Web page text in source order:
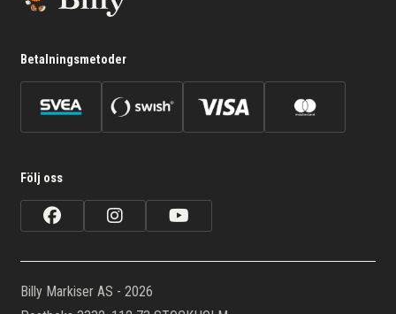
Betalningsmetoder
Följ oss
Billy Markiser AS - 2026